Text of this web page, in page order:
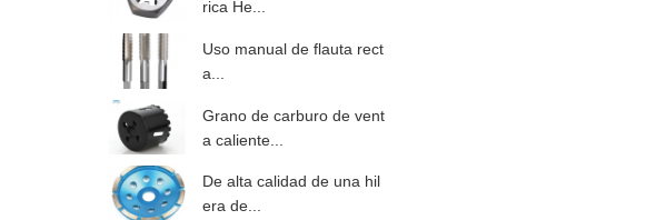
rica He...
Uso manual de flauta rect
a...
Grano de carburo de vent
a caliente...
De alta calidad de una hil
era de...